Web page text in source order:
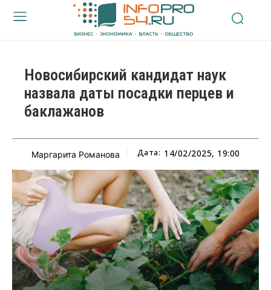
Новосибирский кандидат наук
назвала даты посадки перцев и
баклажанов
Маргарита Романова Дата: 14/02/2025, 19:00